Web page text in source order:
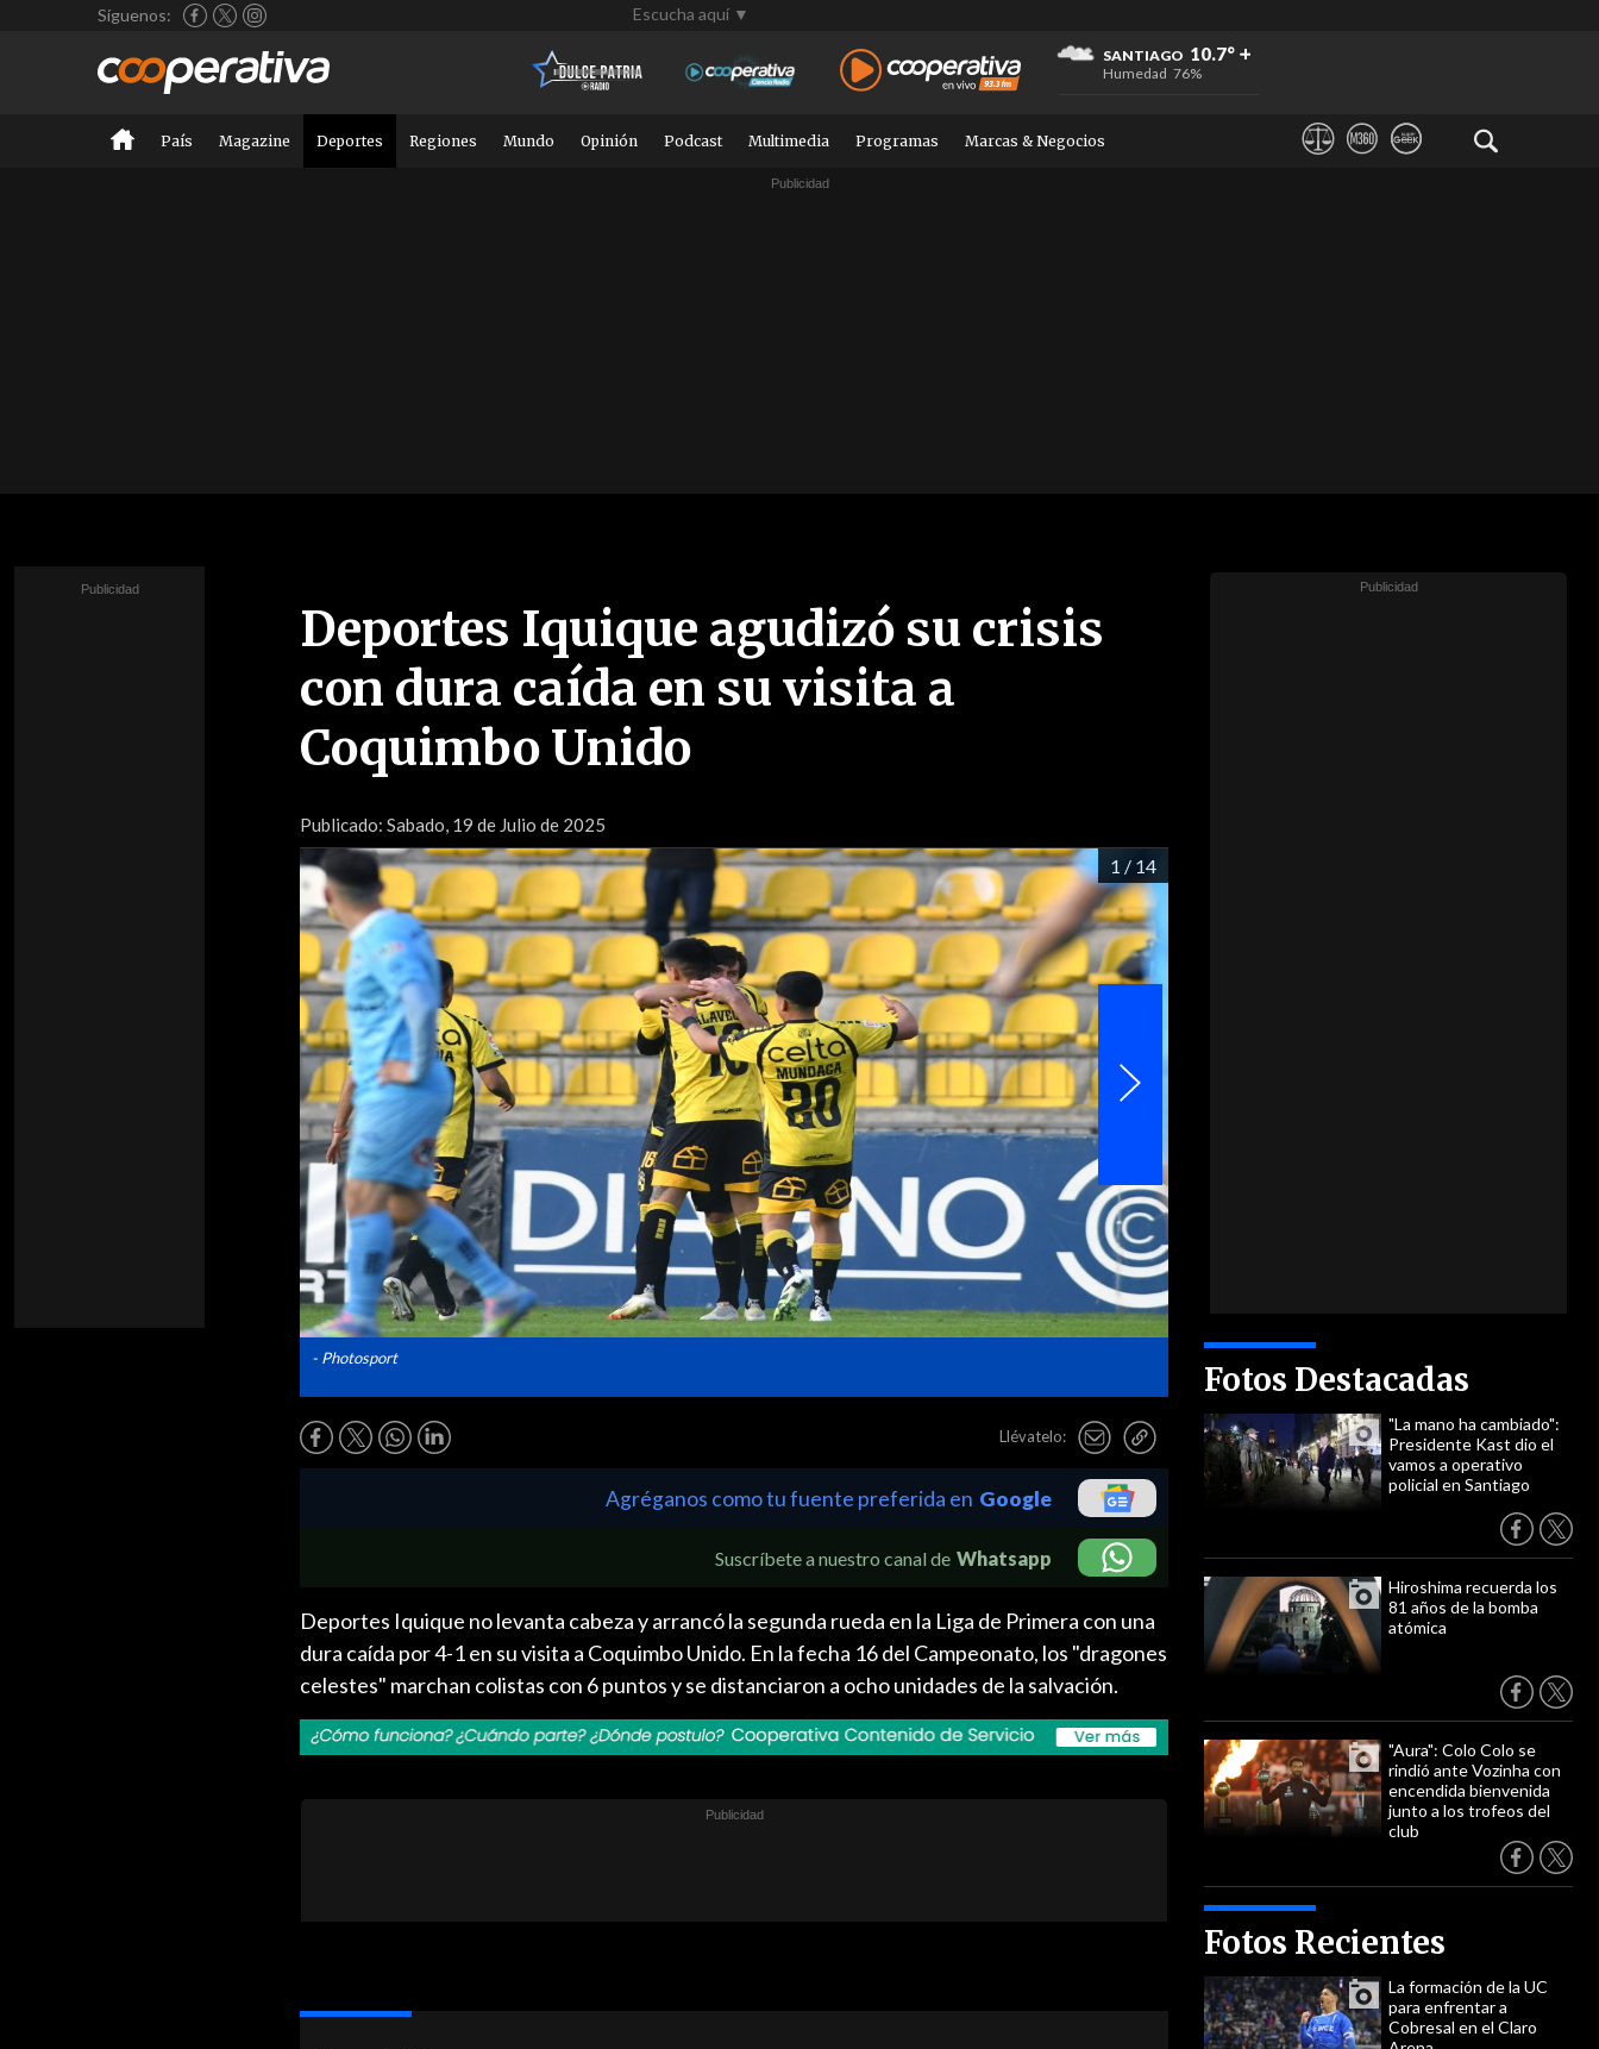
Síguenos: Escucha aquí ▼
SANTIAGO 10.7°
Humedad 76%
+
+
+
País Magazine Deportes Regiones Mundo Opinión Podcast Multimedia Programas Marcas & Negocios
Deportes Iquique agudizó su crisis
con dura caída en su visita a
Coquimbo Unido
Publicado: Sabado, 19 de Julio de 2025
1 / 14
- Photosport
Llévatelo:
Fotos Destacadas
"La mano ha cambiado":
Presidente Kast dio el
vamos a operativo
policial en Santiago
Hiroshima recuerda los
81 años de la bomba
atómica
"Aura": Colo Colo se
rindió ante Vozinha con
encendida bienvenida
junto a los trofeos del
club
Fotos Recientes
La formación de la UC
para enfrentar a
Cobresal en el Claro
Agréganos como tu fuente preferida en Google
Suscríbete a nuestro canal de Whatsapp
Deportes Iquique no levanta cabeza y arrancó la segunda rueda en la Liga de Primera con una
dura caída por 4-1 en su visita a Coquimbo Unido. En la fecha 16 del Campeonato, los "dragones
celestes" marchan colistas con 6 puntos y se distanciaron a ocho unidades de la salvación.